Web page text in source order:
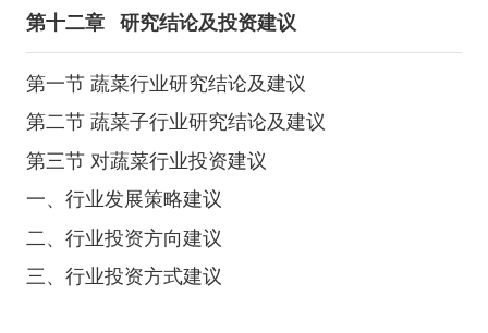
第十二章 研究结论及投资建议
第一节 蔬菜行业研究结论及建议
第二节 蔬菜子行业研究结论及建议
第三节 对蔬菜行业投资建议
一、行业发展策略建议
二、行业投资方向建议
三、行业投资方式建议